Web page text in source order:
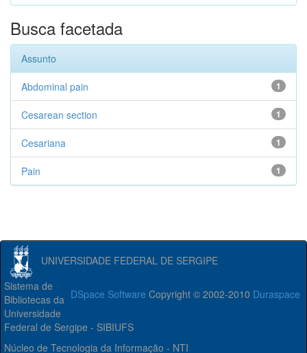
Busca facetada
Assunto
1
Abdominal pain
1
Cesarean section
1
Cesariana
1
Pain
UNIVERSIDADE FEDERAL DE SERGIPE
DSpace Software Copyright © 2002-2010 Duraspace
Sistema de
Bibliotecas da
Universidade
Federal de Sergipe - SIBIUFS
Núcleo de Tecnologia da Informação - NTI